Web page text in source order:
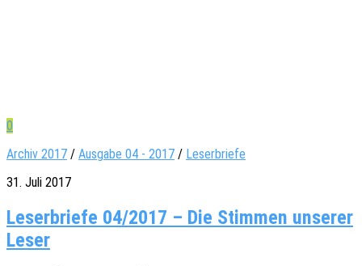
0
Archiv 2017 / Ausgabe 04 - 2017 / Leserbriefe
31. Juli 2017
Leserbriefe 04/2017 – Die Stimmen unserer
Leser